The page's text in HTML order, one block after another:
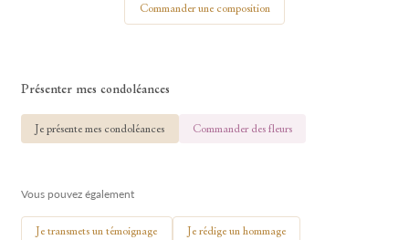
Commander une composition
Présenter mes condoléances
Je présente mes condoléances Commander des fleurs
Vous pouvez également
Je transmets un témoignage Je rédige un hommage